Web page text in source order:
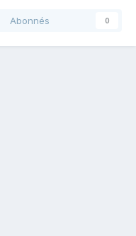
Abonnés 0